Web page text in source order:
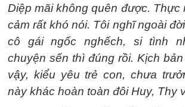
Diệp mãi không quên được. Thực
cảm rất khó nói. Tôi nghĩ ngoài
cô gái ngốc nghếch, si tình
chuyện sến thì đúng rồi. Kịch
vậy, kiểu yêu trẻ con, chưa
này khác hoàn toàn đôi Huy, Thy